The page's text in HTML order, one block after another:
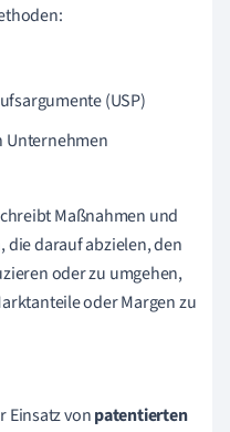
(USP)
Unternehmen
Maßnahmen und
die darauf abzielen, den
oder zu umgehen,
oder Margen zu
Einsatz vonpatentierten